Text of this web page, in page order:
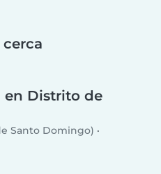
en Distrito de
Santo Domingo)